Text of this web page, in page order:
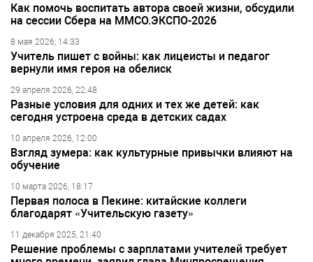
Как помочь воспитать автора своей жизни, обсудили
на сессии Сбера на ММСО.ЭКСПО-2026
8 мая 2026, 14:33
Учитель пишет с войны: как лицеисты и педагог
вернули имя героя на обелиск
29 апреля 2026, 22:48
Разные условия для одних и тех же детей: как
сегодня устроена среда в детских садах
10 апреля 2026, 12:00
Взгляд зумера: как культурные привычки влияют на
обучение
10 марта 2026, 18:17
Первая полоса в Пекине: китайские коллеги
благодарят «Учительскую газету»
11 декабря 2025, 21:40
Решение проблемы с зарплатами учителей требует